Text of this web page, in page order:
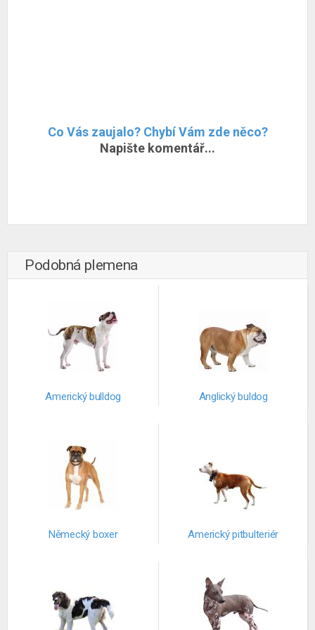
Co Vás zaujalo? Chybí Vám zde něco?
Napište komentář...
Podobná plemena
Americký bulldog Anglický buldog
Německý boxer Americký pitbulteriér